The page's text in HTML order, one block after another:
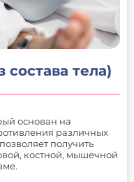
тела)
основан на
различных
получить
костной, мышечной